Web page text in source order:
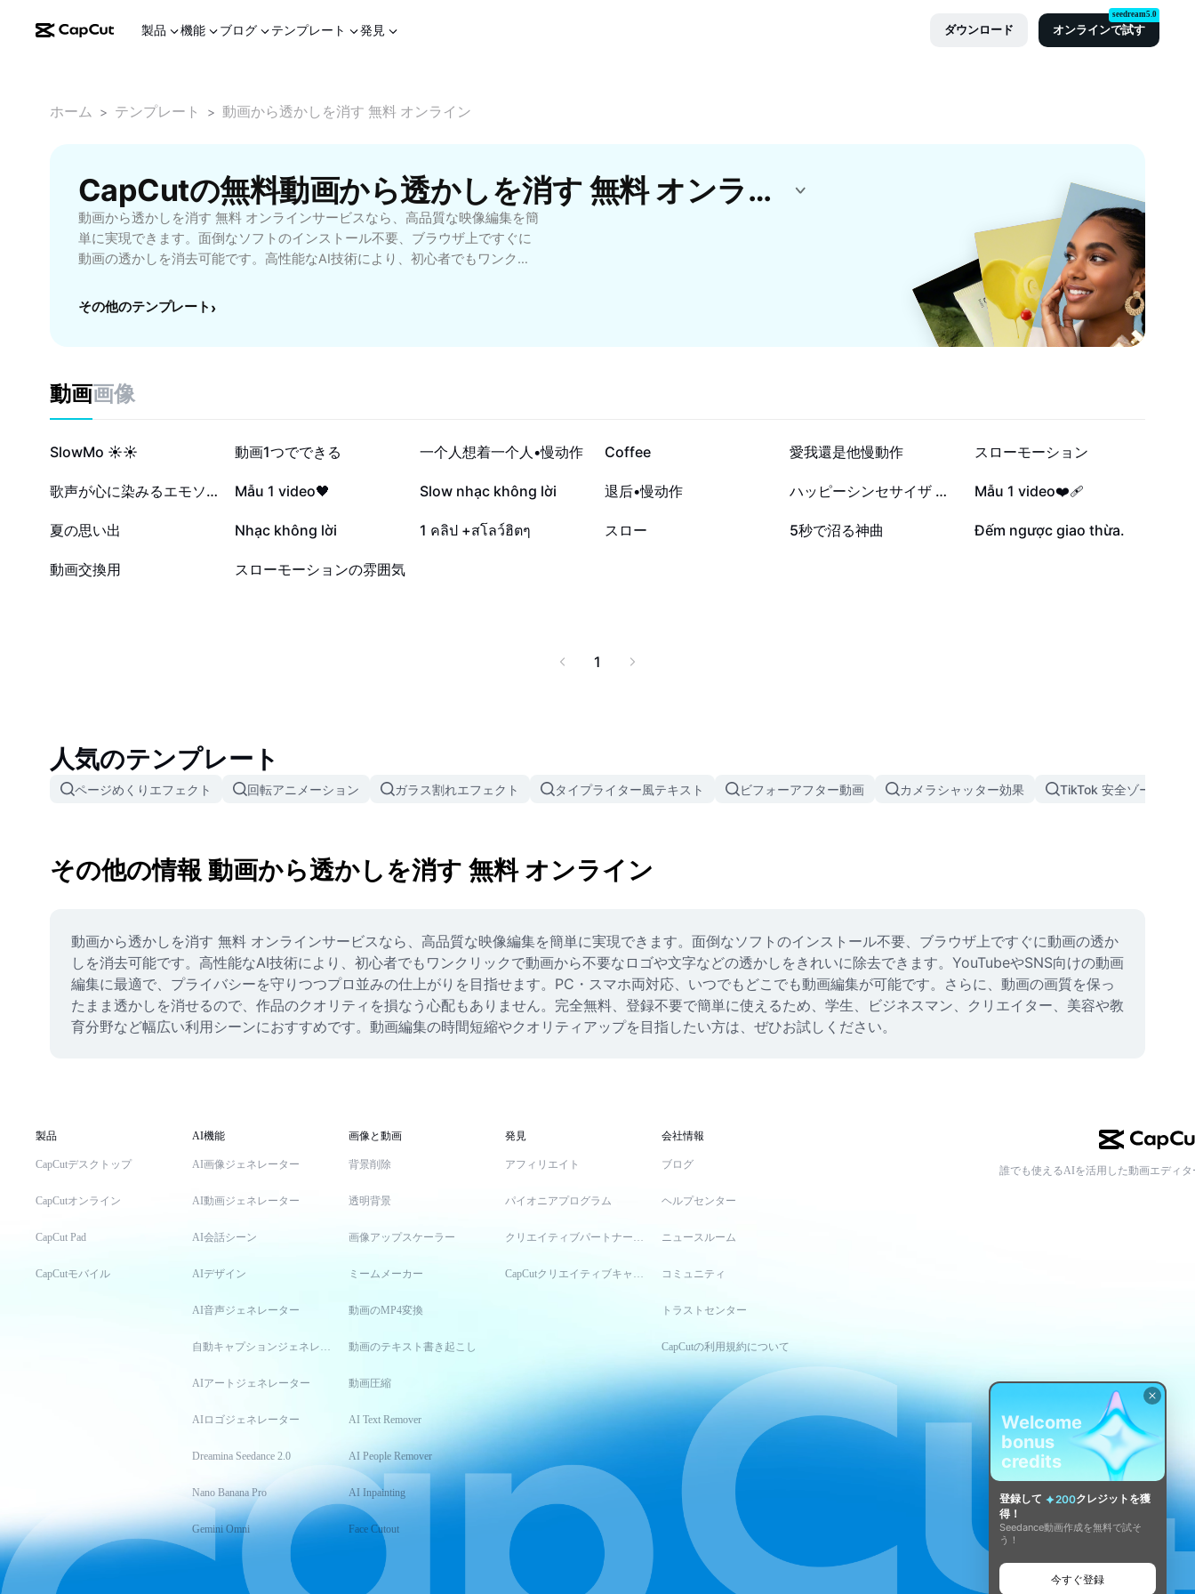
製品 機能 ブログ テンプレート 発見 ダウンロード オンラインで試す
seedream5.0
ホーム > テンプレート > 動画から透かしを消す 無料 オンライン
CapCutの無料動画から透かしを消す 無料 オンラインテンプレート
動画から透かしを消す 無料 オンラインサービスなら、高品質な映像編集を簡
単に実現できます。面倒なソフトのインストール不要、ブラウザ上ですぐに
動画の透かしを消去可能です。高性能なAI技術により、初心者でもワンクリ
YouTubeやSNS向けの動画編集に最適で、プライバシーを守りつつプロ並み
め、学生、ビジネスマン、クリエイター、美容や教育分野など幅広い利用シ
ーンにおすすめです。動画編集の時間短縮やクオリティアップを目指したい
方は、ぜひお試しください。
その他のテンプレート ›
動画画像
62.3万
SlowMo ☀️☀️ 31.8万
動画1つでできる 17.8万
一个人想着一个人•慢动作 12.7万
Coffee 7.1万
愛我還是他慢動作 4.6万
スローモーション
1.5万 歌声が心に染みるエモソング 1.1万
Mẫu 1 video🖤 9987
Slow nhạc không lời 4466
退后•慢动作 4239 ハッピーシンセサイザ 文字素材 4236
Mẫu 1 video❤️‍🩹
3708
夏の思い出 2854
Nhạc không lời 2021
1 คลิป +สโลว์ฮิตๆ 1171
スロー 993
5秒で沼る神曲 265
Đếm ngược giao thừa.
1
動画交換用 スローモーションの雰囲気
1
人気のテンプレート
ページめくりエフェクト 回転アニメーション ガラス割れエフェクト タイプライター風テキスト ビフォーアフター動画 カメラシャッター効果 TikTok 安全ゾーン テ
その他の情報 動画から透かしを消す 無料 オンライン
動画から透かしを消す 無料 オンラインサービスなら、高品質な映像編集を簡単に実現できます。面倒なソフトのインストール不要、ブラウザ上ですぐに動画の透か
しを消去可能です。高性能なAI技術により、初心者でもワンクリックで動画から不要なロゴや文字などの透かしをきれいに除去できます。YouTubeやSNS向けの動画
編集に最適で、プライバシーを守りつつプロ並みの仕上がりを目指せます。PC・スマホ両対応、いつでもどこでも動画編集が可能です。さらに、動画の画質を保っ
たまま透かしを消せるので、作品のクオリティを損なう心配もありません。完全無料、登録不要で簡単に使えるため、学生、ビジネスマン、クリエイター、美容や教
育分野など幅広い利用シーンにおすすめです。動画編集の時間短縮やクオリティアップを目指したい方は、ぜひお試しください。
製品
CapCutデスクトップ
CapCutオンライン
CapCut Pad
CapCutモバイル
AI機能
AI画像ジェネレーター
AI動画ジェネレーター
AI会話シーン
AIデザイン
AI音声ジェネレーター
自動キャプションジェネレーター
AIアートジェネレーター
AIロゴジェネレーター
Dreamina Seedance 2.0
Nano Banana Pro
Gemini Omni
画像と動画
背景削除
透明背景
画像アップスケーラー
ミームメーカー
動画のMP4変換
動画のテキスト書き起こし
動画圧縮
AI Text Remover
AI People Remover
AI Inpainting
Face Cutout
発見
アフィリエイト
パイオニアプログラム
クリエイティブパートナープログラム
CapCutクリエイティブキャンパス
会社情報
ブログ
ヘルプセンター
ニュースルーム
コミュニティ
トラストセンター
CapCutの利用規約について
誰でも使えるAIを活用した動画エディタ
Welcome
bonus
credits
登録して 200クレジットを獲
得！
Seedance動画作成を無料で試そ
う！
今すぐ登録